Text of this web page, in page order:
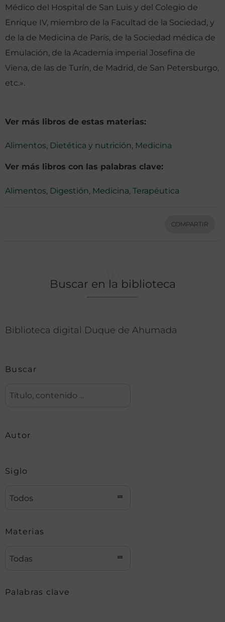
Médico del Hospital de San Luis y del Colegio de
Enrique IV, miembro de la Facultad de la Sociedad, y
de la de Medicina de París, de la Sociedad médica de
Emulación, de la Academia imperial Josefina de
Viena, de las de Turín, de Madrid, de San Petersburgo,
etc.».
Ver más libros de estas materias:
Alimentos, Dietética y nutrición, Medicina
Ver más libros con las palabras clave:
Alimentos, Digestión, Medicina, Terapéutica
COMPARTIR
Buscar en la biblioteca
Biblioteca digital Duque de Ahumada
Buscar
Autor
Siglo
Todos
Materias
Todas
Palabras clave